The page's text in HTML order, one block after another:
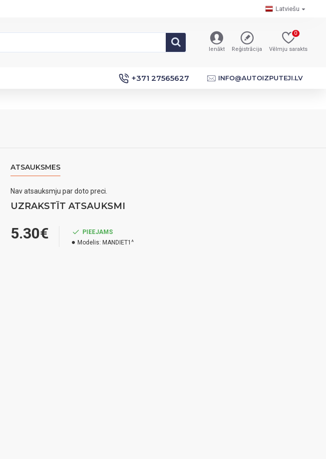
Latviešu
Ienākt Reģistrācija Vēlmju sarakts
0
+371 27565627 INFO@AUTOIZPUTEJI.LV
ATSAUKSMES
Nav atsauksmju par doto preci.
UZRAKSTĪT ATSAUKSMI
5.30€
PIEEJAMS
Modelis: MANDIET1^